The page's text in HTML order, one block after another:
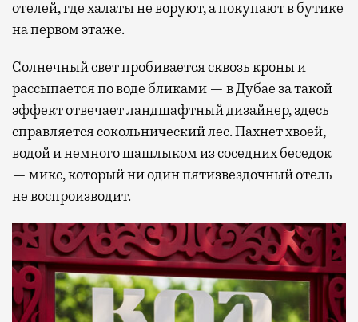
отелей, где халаты не воруют, а покупают в бутике
на первом этаже.
Солнечный свет пробивается сквозь кроны и
рассыпается по воде бликами — в Дубае за такой
эффект отвечает ландшафтный дизайнер, здесь
справляется сокольнический лес. Пахнет хвоей,
водой и немного шашлыком из соседних беседок
— микс, который ни один пятизвездочный отель
не воспроизводит.